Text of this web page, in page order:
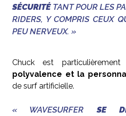
SÉCURITÉ TANT POUR LES
RIDERS, Y COMPRIS CEUX
PEU NERVEUX. »
Chuck est particulièrement
polyvalence et la
de surf artificielle.
« WAVESURFERSE